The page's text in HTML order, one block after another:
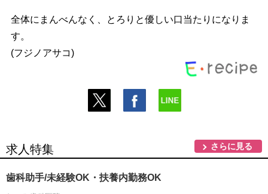
全体にまんべんなく、とろりと優しい口当たりになりま
す。
(フジノアサコ)
求人特集 さらに見る
歯科助手/未経験OK・扶養内勤務OK